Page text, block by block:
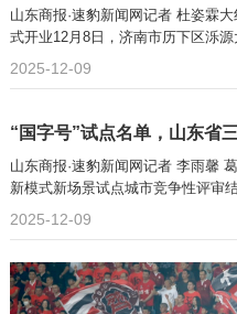
山东商报·速豹新闻网记者 杜姿霖
式开业12月8日，济南市历下区泺
2025-12-09
“国字号”试点名单，山东省
山东商报·速豹新闻网记者 李雨馨
新模式新场景试点城市竞争性评审
2025-12-09